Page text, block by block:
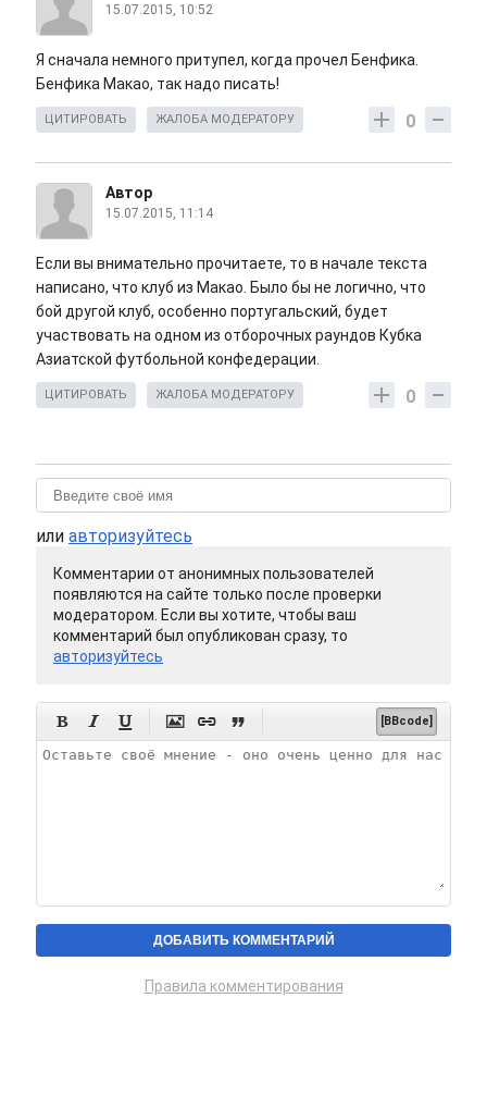
15.07.2015, 10:52
Я сначала немного притупел, когда прочел Бенфика.
Бенфика Макао, так надо писать!
0
ЦИТИРОВАТЬ ЖАЛОБА МОДЕРАТОРУ
Автор
15.07.2015, 11:14
Если вы внимательно прочитаете, то в начале текста
написано, что клуб из Макао. Было бы не логично, что
бой другой клуб, особенно португальский, будет
участвовать на одном из отборочных раундов Кубка
Азиатской футбольной конфедерации.
0
ЦИТИРОВАТЬ ЖАЛОБА МОДЕРАТОРУ
или авторизуйтесь
Комментарии от анонимных пользователей
появляются на сайте только после проверки
модератором. Если вы хотите, чтобы ваш
комментарий был опубликован сразу, то
авторизуйтесь
      [BBcode]
Правила комментирования